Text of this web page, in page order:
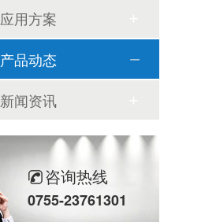
应用方案
产品动态
新闻资讯
咨询热线
0755-23761301